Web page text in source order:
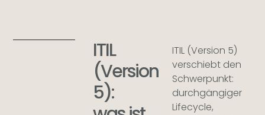
ITIL
(Version
5):
ITIL (Version 5)
verschiebt den
Schwerpunkt:
durchgängiger
Lifecycle,